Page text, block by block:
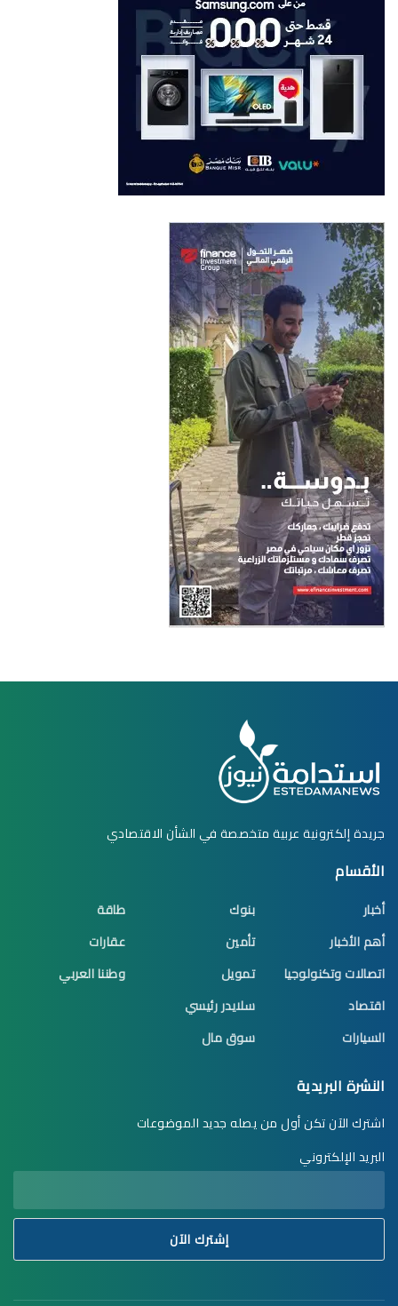
جريدة إلكترونية عربية متخصصة في الشأن الاقتصادي
الأقسام
أخبار
أهم الأخبار
اتصالات وتكنولوجيا
اقتصاد
السيارات
بنوك
تأمين
تمويل
سلايدر رئيسي
سوق مال
طاقة
عقارات
وطننا العربي
النشرة البريدية
اشترك الآن تكن أول من يصله جديد الموضوعات
البريد الإلكتروني